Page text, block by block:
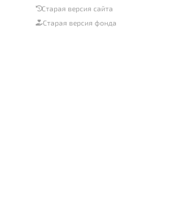
Старая версия сайта
Старая версия фонда